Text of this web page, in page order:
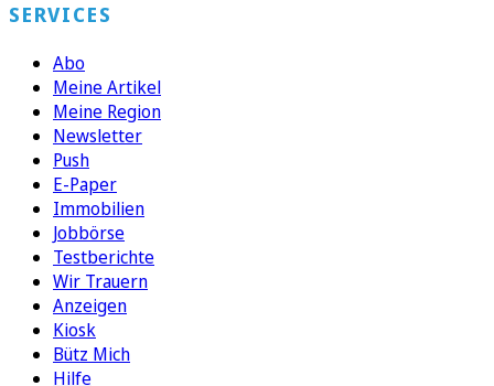
SERVICES
Abo
Meine Artikel
Meine Region
Newsletter
Push
E-Paper
Immobilien
Jobbörse
Testberichte
Wir Trauern
Anzeigen
Kiosk
Bütz Mich
Hilfe